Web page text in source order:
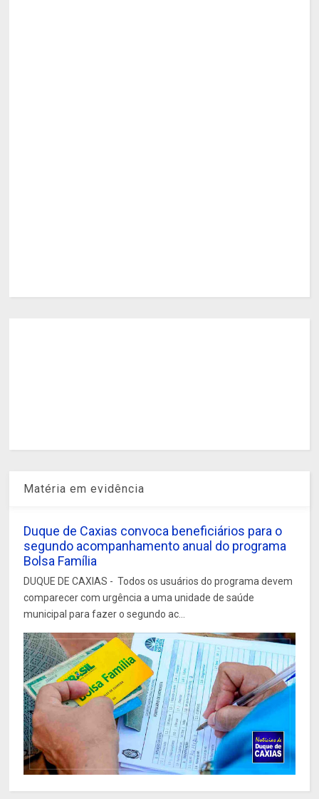
Matéria em evidência
Duque de Caxias convoca beneficiários para o
segundo acompanhamento anual do programa
Bolsa Família
DUQUE DE CAXIAS - Todos os usuários do programa devem
comparecer com urgência a uma unidade de saúde
municipal para fazer o segundo ac...